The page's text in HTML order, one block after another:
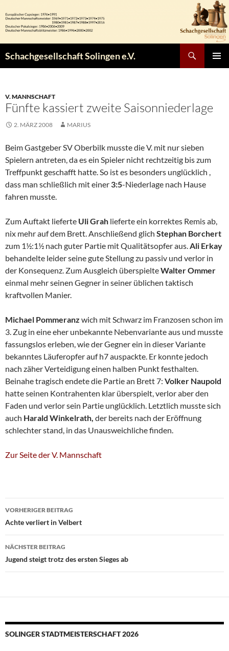
Inhalt
springen
Schachgesellschaft Solingen e.V.
V. MANNSCHAFT
Fünfte kassiert zweite Saisonniederlage
2. MÄRZ 2008 MARIUS
Beim Gastgeber SV Oberbilk musste die V. mit nur sieben
Spielern antreten, da es ein Spieler nicht rechtzeitig bis zum
Treffpunkt geschafft hatte. So ist es besonders unglücklich ,
dass man schließlich mit einer 3:5-Niederlage nach Hause
fahren musste.
Zum Auftakt lieferte Uli Grah lieferte ein korrektes Remis ab,
nix mehr auf dem Brett. Anschließend glich Stephan Borchert
zum 1½:1½ nach guter Partie mit Qualitätsopfer aus.Ali Erkay
behandelte leider seine gute Stellung zu passiv und verlor in
der Konsequenz. Zum Ausgleich überspielteWalter Ommer
einmal mehr seinen Gegner in seiner üblichen taktisch
kraftvollen Manier.
Michael Pommeranz wich mit Schwarz im Franzosen schon im
3. Zug in eine eher unbekannte Nebenvariante aus und musste
fassungslos erleben, wie der Gegner ein in dieser Variante
bekanntes Läuferopfer auf h7 auspackte. Er konnte jedoch
nach zäher Verteidigung einen halben Punkt festhalten.
Beinahe tragisch endete die Partie an Brett 7: Volker Naupold
hatte seinen Kontrahenten klar überspielt, verlor aber den
Faden und verlor sein Partie unglücklich. Letztlich musste sich
auch Harald Winkelrath, der bereits nach der Eröffnung
schlechter stand, in das Unausweichliche finden.
Zur Seite der V. Mannschaft
Beitragsnavigation
VORHERIGER BEITRAG
Achte verliert in Velbert
NÄCHSTER BEITRAG
Jugend steigt trotz des ersten Sieges ab
SOLINGER STADTMEISTERSCHAFT 2026